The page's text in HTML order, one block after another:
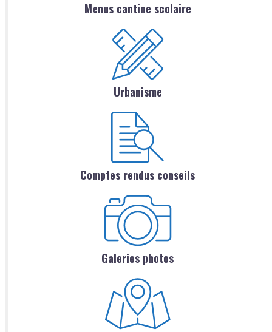
Menus cantine scolaire
Urbanisme
Comptes rendus conseils
Galeries photos